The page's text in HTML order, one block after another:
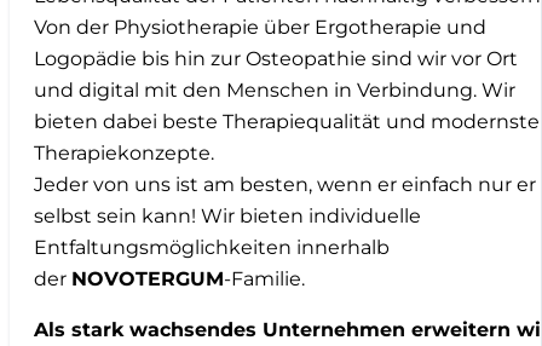
Von der Physiotherapie über Ergotherapie und
Logopädie bis hin zur Osteopathie sind wir vor Ort
und digital mit den Menschen in Verbindung. Wir
bieten dabei beste Therapiequalität und modernste
Therapiekonzepte.
Jeder von uns ist am besten, wenn er einfach nur er
selbst sein kann! Wir bieten individuelle
Entfaltungsmöglichkeiten innerhalb
der NOVOTERGUM-Familie.
Als stark wachsendes Unternehmen erweitern